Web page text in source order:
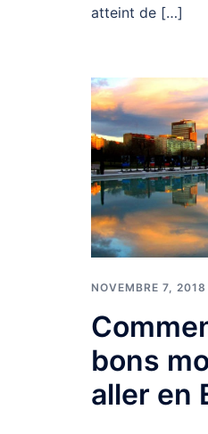
atteint de […]
NOVEMBRE 7, 2018
bons
aller en